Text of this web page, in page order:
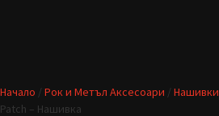
Начало / Рок и Метъл Аксесоари / Нашивки
Patch – Нашивка